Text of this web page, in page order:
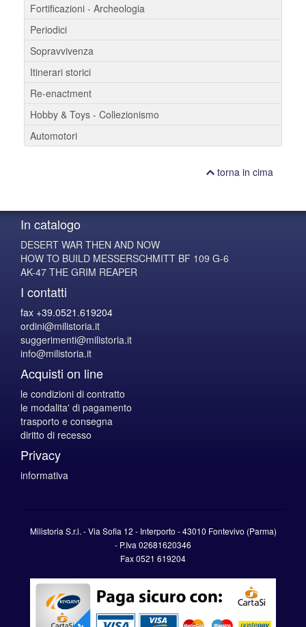
Fortificazioni - Archeologia
Periodici
Sopravvivenza
Itinerari storici
Re-enactment
Hobby & Toys - Collezionismo
Automotori
torna in cima
In catalogo
DESERT WAR THEN AND NOW
HOW TO BUILD MESSERSCHMITT BF 109 G-6
AK-47 THE GRIM REAPER
I contatti
fax +39.0521.619204
ordini@milistoria.it
suggerimenti@milistoria.it
info@milistoria.it
Acquisti on line
le condizioni di contratto
le modalita' di pagamento
trasporto e consegna
diritto di recesso
Privacy
informativa
Milistoria S.r.l. - Via Sofia 12 - Interporto - 43010 Fontevivo (Parma)
- P.Iva 02681620346
Fax 0521 619204